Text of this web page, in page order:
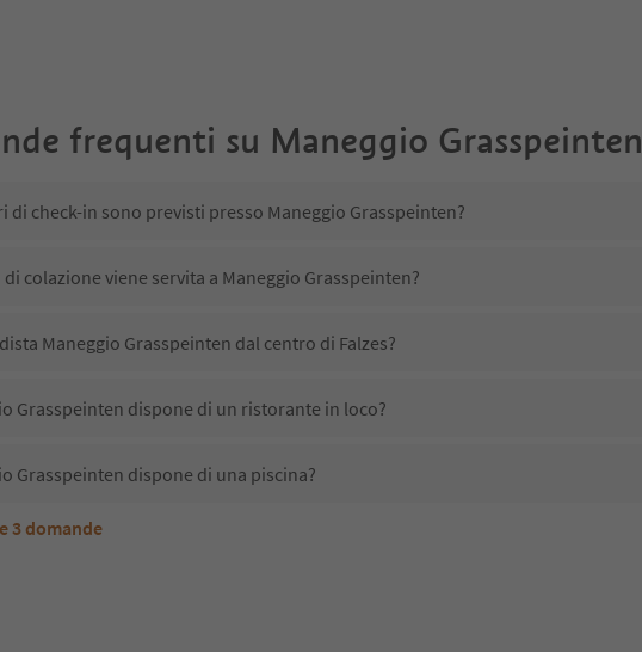
frequenti su Maneggio Grasspeinten
di check-in sono previsti presso Maneggio Grasspeinten?
di colazione viene servita a Maneggio Grasspeinten?
Maneggio Grasspeinten dal centro di Falzes?
Grasspeinten dispone di un ristorante in loco?
Grasspeinten dispone di una piscina?
Grasspeinten accetta animali domestici?
attività sono disponibili presso Maneggio Grasspeinten?
Maneggio Grasspeinten ricevono l'Alto Adige Guest Pass?
3 domande